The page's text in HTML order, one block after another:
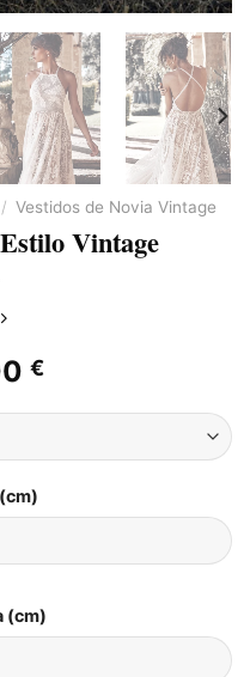
/ Vestidos de Novia Vintage​
Vintage
€
(cm)